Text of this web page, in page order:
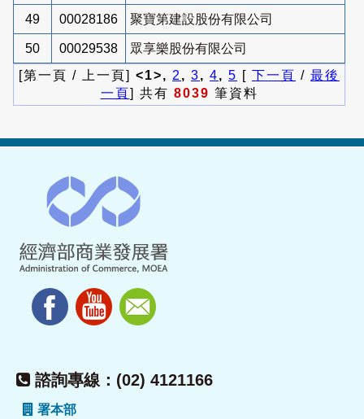
49 00028186 聚寶第建設股份有限公司
50 00029538
眾享樂股份有限公司
[第一頁 / 上一頁] <1>, 2 , 3, 4, 5 [ 下一頁 / 最後
一頁] 共有 8039 筆資料
諮詢專線：(02) 4121166
署本部